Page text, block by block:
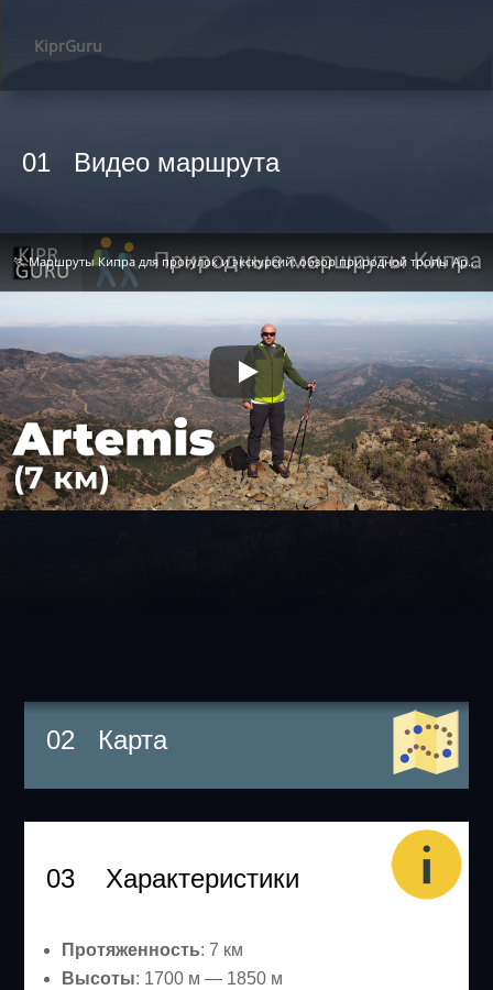
KiprGuru
01 Видео маршрута
🏃 Маршруты Кипра для прогулок и экскурсий: обзор природной тропы Артемида (Artemis) /Кипр 2022/
02 Карта
03 Характеристики
Протяженность: 7 км
Высоты: 1700 м — 1850 м